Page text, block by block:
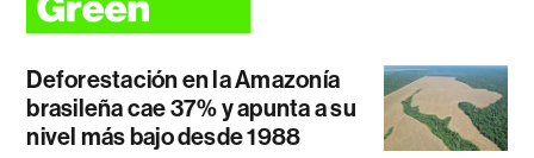
Deforestación en la Amazonía
brasileña cae 37% y apunta a su
nivel más bajo desde 1988